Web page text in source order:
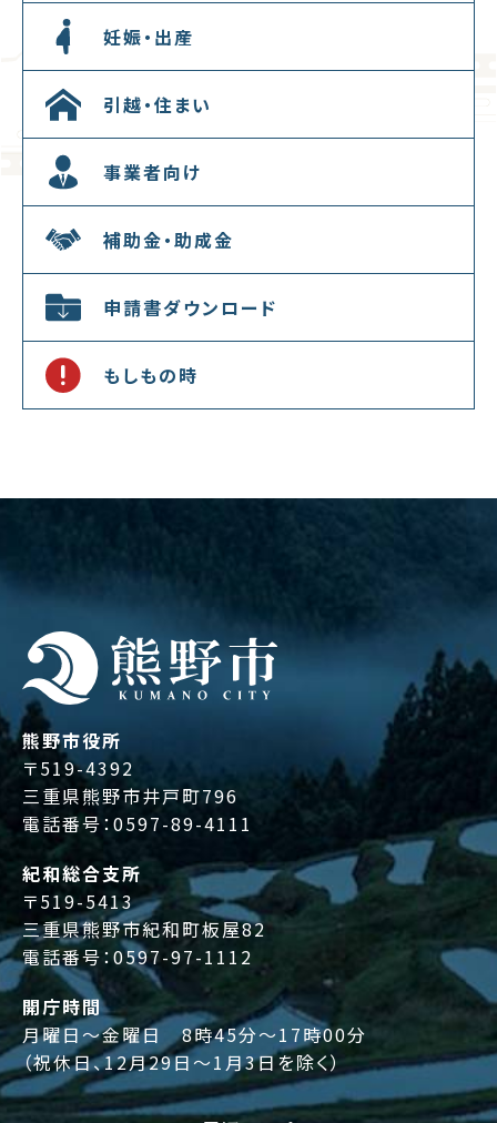
妊娠・出産
引越・住まい
事業者向け
補助金・助成金
申請書ダウンロード
もしもの時
熊野市役所
〒519-4392
三重県熊野市井戸町796
電話番号：0597-89-4111
紀和総合支所
〒519-5413
三重県熊野市紀和町板屋82
電話番号：0597-97-1112
開庁時間
月曜日～金曜日 8時45分～17時00分
（祝休日、12月29日～1月3日を除く）